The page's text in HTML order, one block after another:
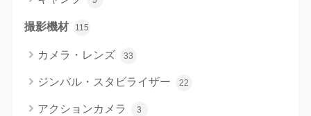
撮影機材 115
カメラ・レンズ 33
ジンバル・スタビライザー 22
アクションカメラ 3